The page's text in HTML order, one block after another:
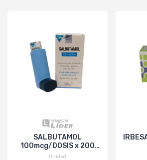
SALBUTAMOL
100mcg/DOSIS x 200
DOSIS
Unidad